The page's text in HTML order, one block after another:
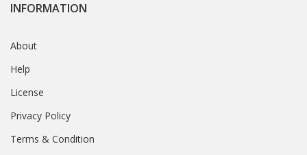
INFORMATION
About
Help
License
Privacy Policy
Terms & Condition